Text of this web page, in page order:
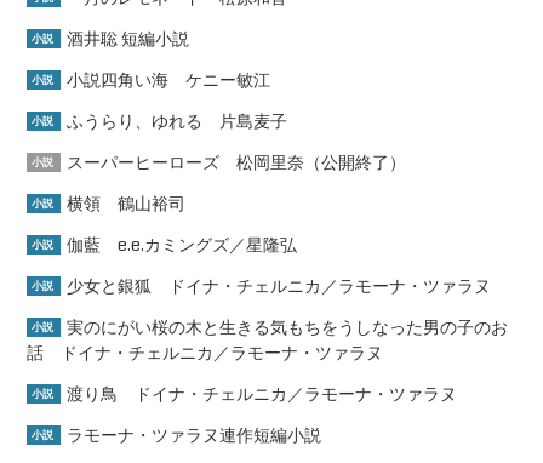
小説 酒井聡 短編小説
小説 小説四角い海 ケニー敏江
小説 ふうらり、ゆれる 片島麦子
小説 スーパーヒーローズ 松岡里奈（公開終了）
小説 横領 鶴山裕司
小説 伽藍 e.e.カミングズ／星隆弘
小説 少女と銀狐 ドイナ・チェルニカ／ラモーナ・ツァラヌ
小説
実のにがい桜の木と生きる気もちをうしなった男の子のお
話 ドイナ・チェルニカ／ラモーナ・ツァラヌ
小説 渡り鳥 ドイナ・チェルニカ／ラモーナ・ツァラヌ
小説 ラモーナ・ツァラヌ連作短編小説